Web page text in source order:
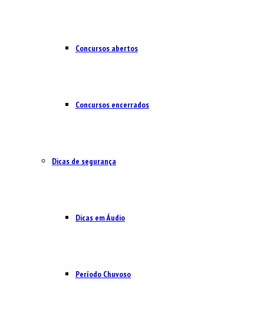
Concursos abertos
Concursos encerrados
Dicas de segurança
Dicas em Áudio
Período Chuvoso